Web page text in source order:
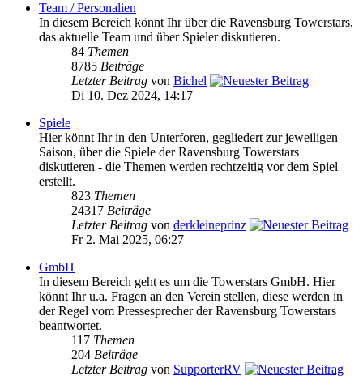
Team / Personalien
In diesem Bereich könnt Ihr über die Ravensburg Towerstars,
das aktuelle Team und über Spieler diskutieren.
84 Themen
8785 Beiträge
Letzter Beitrag von Bichel
Di 10. Dez 2024, 14:17
Spiele
Hier könnt Ihr in den Unterforen, gegliedert zur jeweiligen
Saison, über die Spiele der Ravensburg Towerstars
diskutieren - die Themen werden rechtzeitig vor dem Spiel
erstellt.
823 Themen
24317 Beiträge
Letzter Beitrag von derkleineprinz
Fr 2. Mai 2025, 06:27
GmbH
In diesem Bereich geht es um die Towerstars GmbH. Hier
könnt Ihr u.a. Fragen an den Verein stellen, diese werden in
der Regel vom Pressesprecher der Ravensburg Towerstars
beantwortet.
117 Themen
204 Beiträge
Letzter Beitrag von SupporterRV